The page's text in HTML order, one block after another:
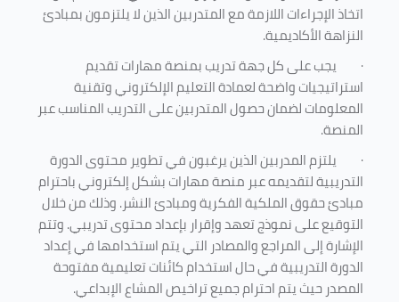
اتخاذ الإجراءات اللازمة مع المتدربين الذين لا يلتزمون بمبادئ
النزاهة الأكاديمية.
· يجب على كل جهة تدريب بمنصة مهارات تقديم
استراتيجيات واضحة لعمادة التعليم الإلكتروني وتقنية
المعلومات لضمان حصول المتدربين على التدريب المناسب عبر
المنصة.
· يلتزم المدربين الذين يرغبون في تطوير محتوى الدورة
التدريبية لتقديمه عبر منصة مهارات بشكل إلكتروني باحترام
مبادئ حقوق الملكية الفكرية ومبادئ النشر. وذلك من خلال
التوقيع على نموذج تعهد وإقرار بإعداد محتوى تدريبي. وتتم
الإشارة إلى المراجع والمصادر التي يتم استخدامها في إعداد
الدورة التدريبية في حال استخدام كائنات تعليمية مفتوحة
المصدر حيث يتم احترام جميع تراخيص المشاع الإبداعي.